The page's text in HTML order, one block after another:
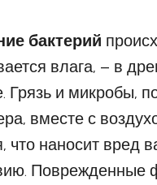
бактерий
влага, – в
Грязь и микробы,
вместе с
что наносит вред
Поврежденные